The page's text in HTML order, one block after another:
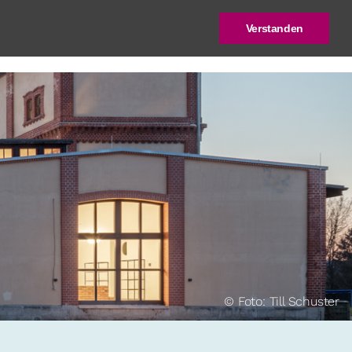
Verstanden
Deutscher Städtebaupreis
© Foto: Till Schuster